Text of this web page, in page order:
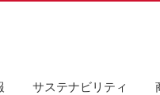
サステナビリティ